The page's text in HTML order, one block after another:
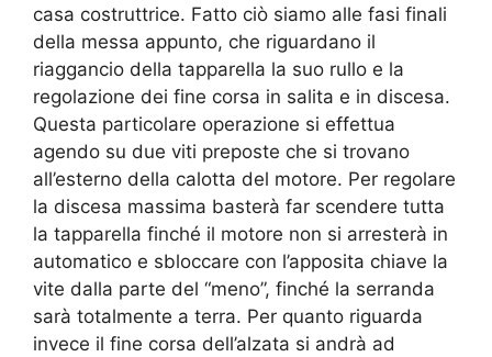
casa costruttrice. Fatto ciò siamo alle fasi finali
della messa appunto, che riguardano il
riaggancio della tapparella la suo rullo e la
regolazione dei fine corsa in salita e in discesa.
Questa particolare operazione si effettua
agendo su due viti preposte che si trovano
all’esterno della calotta del motore. Per regolare
la discesa massima basterà far scendere tutta
la tapparella finché il motore non si arresterà in
automatico e sbloccare con l’apposita chiave la
vite dalla parte del “meno”, finché la serranda
sarà totalmente a terra. Per quanto riguarda
invece il fine corsa dell’alzata si andrà ad